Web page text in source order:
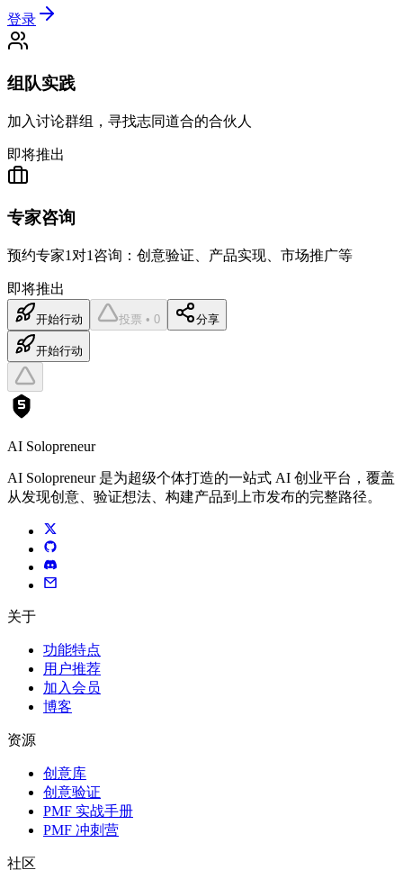
登录
组队实践
加入讨论群组，寻找志同道合的合伙人
即将推出
专家咨询
预约专家1对1咨询：创意验证、产品实现、市场推广等
即将推出
开始行动 投票 • 0 分享
开始行动
AI Solopreneur
AI Solopreneur 是为超级个体打造的一站式 AI 创业平台，覆盖
从发现创意、验证想法、构建产品到上市发布的完整路径。
关于
功能特点
用户推荐
加入会员
博客
资源
创意库
创意验证
PMF 实战手册
PMF 冲刺营
社区